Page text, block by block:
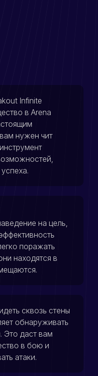
Infinite
в Arena
нужен чит
на цель,
поражать
находятся в
сквозь стены
обнаруживать
Это даст вам
в бою и
атаки.